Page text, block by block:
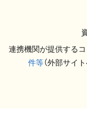
連携機関が提供するコ
件等（外部サイ